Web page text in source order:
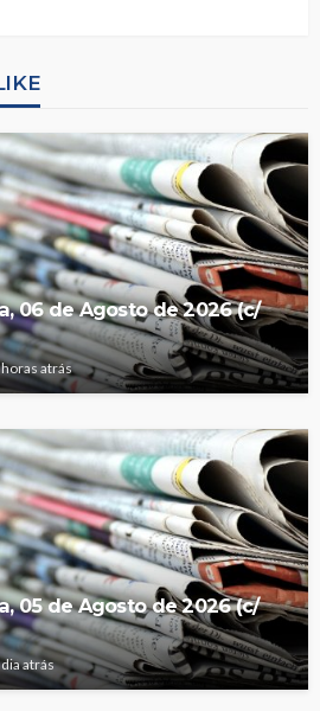
06 de Agosto de 2026 (c/
atrás
05 de Agosto de 2026 (c/
atrás